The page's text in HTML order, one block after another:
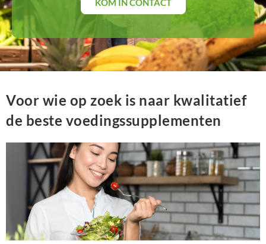
KOM IN CONTACT
Voor wie op zoek is naar kwalitatief
de beste voedingssupplementen